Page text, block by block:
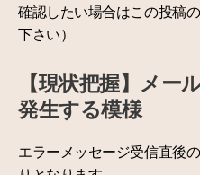
確認したい場合はこの投稿
下さい）
【現状把握】メー
発生する模様
エラーメッセージ受信直後